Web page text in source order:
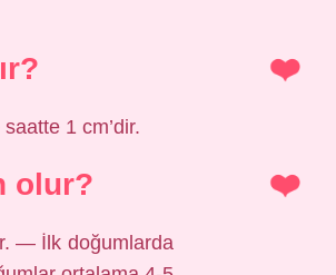
1 cm’dir.
olur?
— İlk doğumlarda